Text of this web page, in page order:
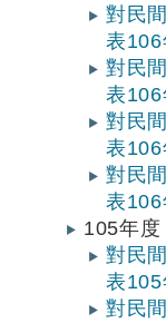
對民
表106
對民
表106
對民
表106
對民
表106
105年度
對民
表105
對民